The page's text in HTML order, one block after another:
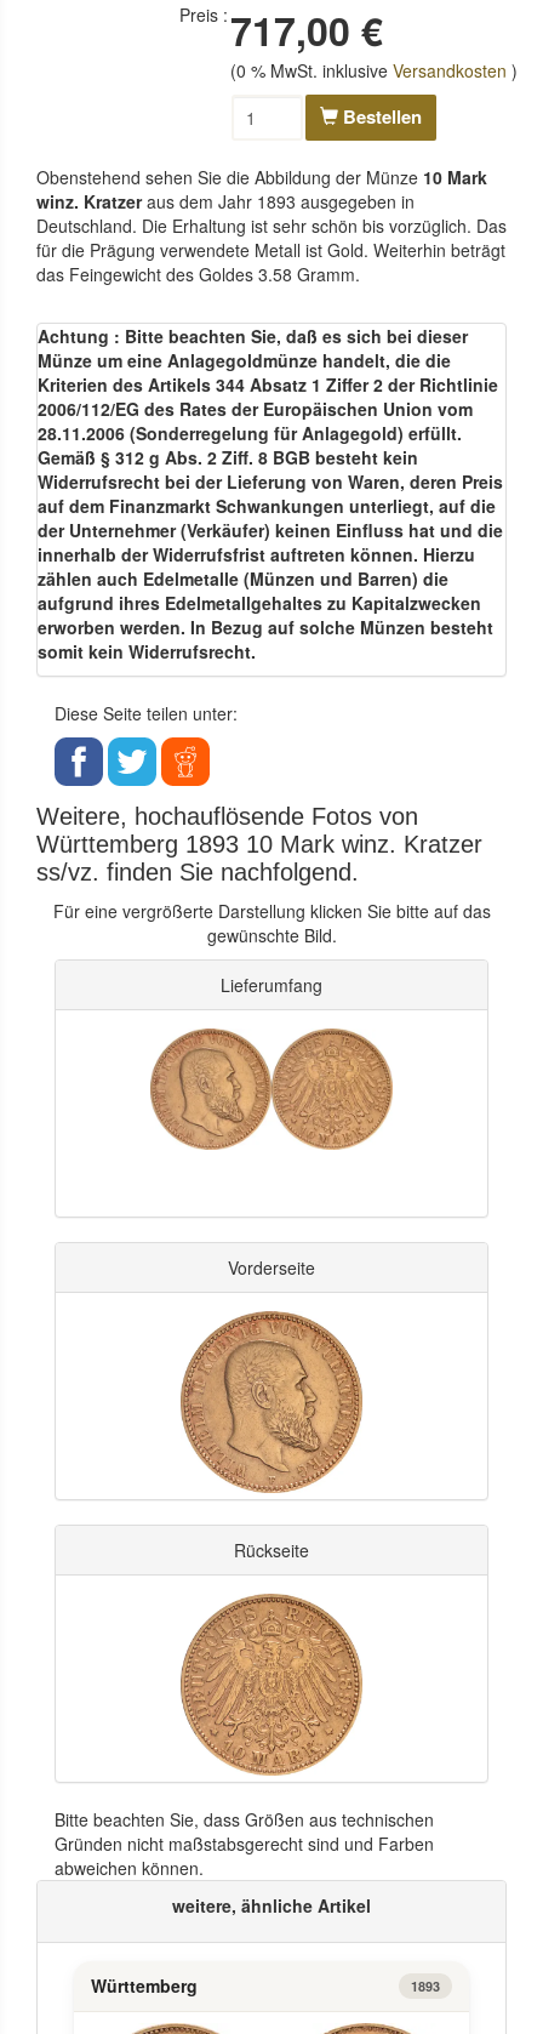
Preis : 717,00 €
(0 % MwSt. inklusiveVersandkosten )
Bestellen
Obenstehend sehen Sie die Abbildung der Münze 10 Mark
winz. Kratzeraus dem Jahr 1893 ausgegeben in
Deutschland. Die Erhaltung ist sehr schön bis vorzüglich. Das
für die Prägung verwendete Metall ist Gold. Weiterhin beträgt
das Feingewicht des Goldes 3.58 Gramm.
Achtung : Bitte beachten Sie, daß es sich bei dieser
Münze um eine Anlagegoldmünze handelt, die die
Kriterien des Artikels 344 Absatz 1 Ziffer 2 der Richtlinie
2006/112/EG des Rates der Europäischen Union vom
28.11.2006 (Sonderregelung für Anlagegold) erfüllt.
Gemäß § 312 g Abs. 2 Ziff. 8 BGB besteht kein
Widerrufsrecht bei der Lieferung von Waren, deren Preis
auf dem Finanzmarkt Schwankungen unterliegt, auf die
der Unternehmer (Verkäufer) keinen Einfluss hat und die
innerhalb der Widerrufsfrist auftreten können. Hierzu
zählen auch Edelmetalle (Münzen und Barren) die
aufgrund ihres Edelmetallgehaltes zu Kapitalzwecken
erworben werden. In Bezug auf solche Münzen besteht
somit kein Widerrufsrecht.
Diese Seite teilen unter:
Weitere, hochauflösende Fotos von
Württemberg 1893 10 Mark winz. Kratzer
ss/vz. finden Sie nachfolgend.
Für eine vergrößerte Darstellung klicken Sie bitte auf das
gewünschte Bild.
Lieferumfang
Vorderseite
Rückseite
Bitte beachten Sie, dass Größen aus technischen
Gründen nicht maßstabsgerecht sind und Farben
abweichen können.
weitere, ähnliche Artikel
Württemberg 1893